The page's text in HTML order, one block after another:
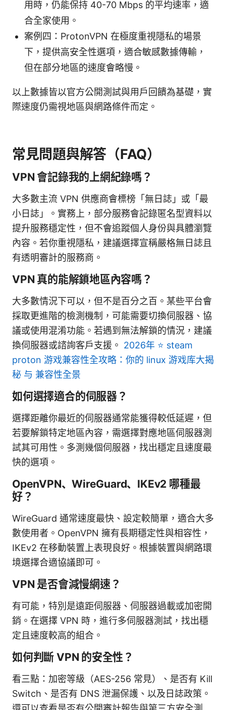
用時，仍能保持 40-70 Mbps 的平均速率，適
合全家使用。
案例四：ProtonVPN 在極度重視隱私的場景
下，提供高安全性選項，適合敏感數據傳輸，
但在部分地區的速度會略慢。
以上數據皆以官方公開測試與用戶回饋為基礎，實
際速度仍需視地區與網路條件而定。
常見問題與解答（FAQ）
VPN 會記錄我的上網紀錄嗎？
大多數主流 VPN 供應商會標榜「無日誌」或「最
小日誌」。實務上，部分服務會記錄匿名型資料以
提升服務穩定性，但不會追蹤個人身份與具體瀏覽
內容。若你重視隱私，建議選擇宣稱嚴格無日誌且
有透明審計的服務商。
VPN 真的能解鎖地區內容嗎？
大多數情況下可以，但不是百分之百。某些平台會
採取更進階的檢測機制，可能需要切換伺服器、協
議或使用混淆功能。若遇到無法解鎖的情況，建議
換伺服器或諮詢客戶支援。 2026年 ⭐ steam
proton 游戏兼容性全攻略：你的 linux 游戏库大揭
秘 与 兼容性全景
如何選擇適合的伺服器？
選擇距離你最近的伺服器通常能獲得較低延遲，但
若要解鎖特定地區內容，需選擇對應地區伺服器測
試其可用性。多測幾個伺服器，找出穩定且速度最
快的選項。
OpenVPN、WireGuard、IKEv2 哪種最
好？
WireGuard 通常速度最快、設定較簡單，適合大多
數使用者。OpenVPN 擁有長期穩定性與相容性，
IKEv2 在移動裝置上表現良好。根據裝置與網路環
境選擇合適協議即可。
VPN 是否會減慢網速？
有可能，特別是遠距伺服器、伺服器過載或加密開
銷。在選擇 VPN 時，進行多伺服器測試，找出穩
定且速度較高的組合。
如何判斷 VPN 的安全性？
看三點：加密等級（AES-256 常見）、是否有 Kill
Switch、是否有 DNS 泄漏保護、以及日誌政策。